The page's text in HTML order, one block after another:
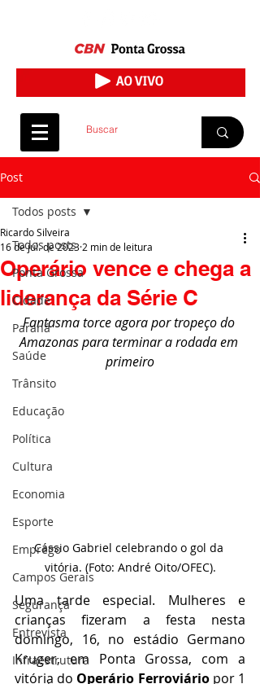
Post
Todos posts
Ponta Grossa
Cidade
Paraná
Saúde
Trânsito
Educação
Política
Cultura
Economia
Esporte
Emprego
Campos Gerais
Segurança
Entrevista
Infraestrutura
Todos posts
Operário vence e chega a
liderança da Série C
Ricardo Silveira
16 de jul. de 2023 2 min de leitura
Fantasma torce agora por tropeço do
Amazonas para terminar a rodada em
primeiro
Cássio Gabriel celebrando o gol da
vitória. (Foto: André Oito/OFEC).
Uma tarde especial. Mulheres e
crianças fizeram a festa nesta
domingo, 16, no estádio Germano
Kruger, em Ponta Grossa, com a
vitória do Operário Ferroviário por 1